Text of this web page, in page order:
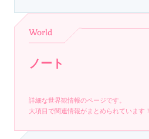
World
ノート
詳細な世界観情報のページです。
大項目で関連情報がまとめられています！